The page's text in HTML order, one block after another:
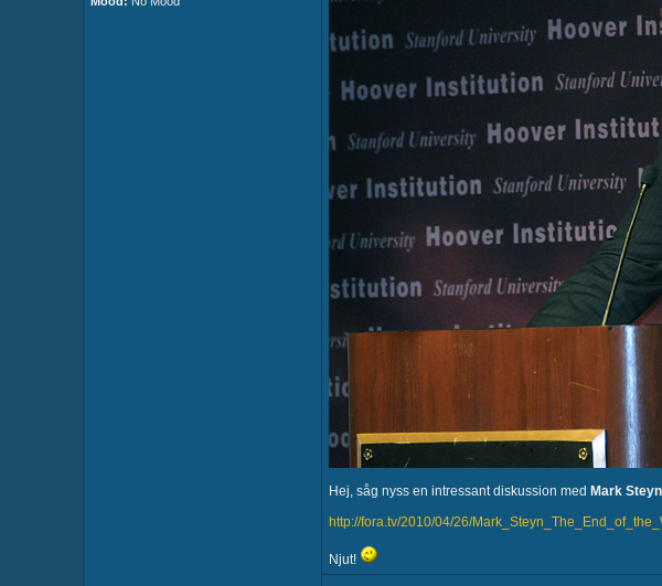
Hej, såg nyss en intressant diskussion med Mark Steyn
http://fora.tv/2010/04/26/
Njut!